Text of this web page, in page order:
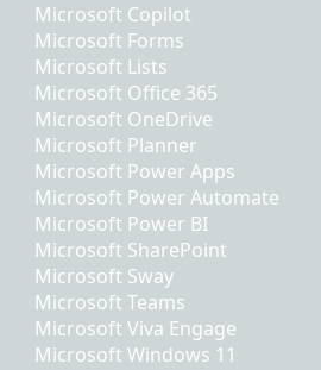
Microsoft Copilot
Microsoft Forms
Microsoft Lists
Microsoft Office 365
Microsoft OneDrive
Microsoft Planner
Microsoft Power Apps
Microsoft Power Automate
Microsoft Power BI
Microsoft SharePoint
Microsoft Sway
Microsoft Teams
Microsoft Viva Engage
Microsoft Windows 11